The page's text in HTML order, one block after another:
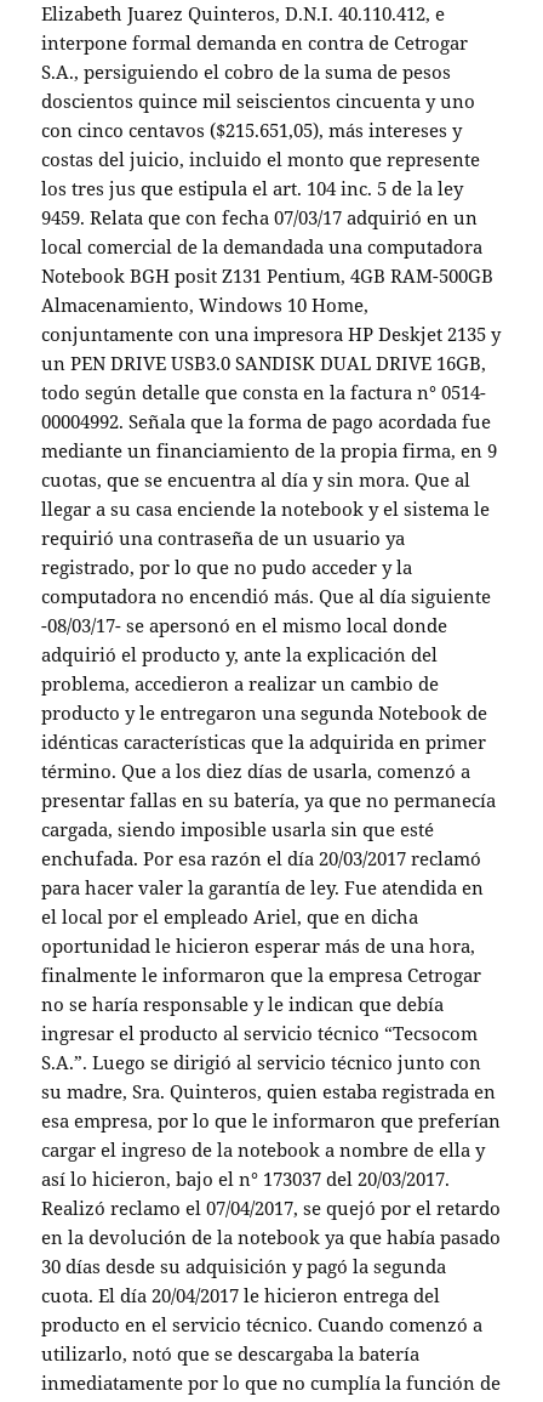
Elizabeth Juarez Quinteros, D.N.I. 40.110.412, e
interpone formal demanda en contra de Cetrogar
S.A., persiguiendo el cobro de la suma de pesos
doscientos quince mil seiscientos cincuenta y uno
con cinco centavos ($215.651,05), más intereses y
costas del juicio, incluido el monto que represente
los tres jus que estipula el art. 104 inc. 5 de la ley
9459. Relata que con fecha 07/03/17 adquirió en un
local comercial de la demandada una computadora
Notebook BGH posit Z131 Pentium, 4GB RAM-500GB
Almacenamiento, Windows 10 Home,
conjuntamente con una impresora HP Deskjet 2135 y
un PEN DRIVE USB3.0 SANDISK DUAL DRIVE 16GB,
todo según detalle que consta en la factura n° 0514-
00004992. Señala que la forma de pago acordada fue
mediante un financiamiento de la propia firma, en 9
cuotas, que se encuentra al día y sin mora. Que al
llegar a su casa enciende la notebook y el sistema le
requirió una contraseña de un usuario ya
registrado, por lo que no pudo acceder y la
computadora no encendió más. Que al día siguiente
-08/03/17- se apersonó en el mismo local donde
adquirió el producto y, ante la explicación del
problema, accedieron a realizar un cambio de
producto y le entregaron una segunda Notebook de
idénticas características que la adquirida en primer
término. Que a los diez días de usarla, comenzó a
presentar fallas en su batería, ya que no permanecía
cargada, siendo imposible usarla sin que esté
enchufada. Por esa razón el día 20/03/2017 reclamó
para hacer valer la garantía de ley. Fue atendida en
el local por el empleado Ariel, que en dicha
oportunidad le hicieron esperar más de una hora,
finalmente le informaron que la empresa Cetrogar
no se haría responsable y le indican que debía
ingresar el producto al servicio técnico “Tecsocom
S.A.”. Luego se dirigió al servicio técnico junto con
su madre, Sra. Quinteros, quien estaba registrada en
esa empresa, por lo que le informaron que preferían
cargar el ingreso de la notebook a nombre de ella y
así lo hicieron, bajo el n° 173037 del 20/03/2017.
Realizó reclamo el 07/04/2017, se quejó por el retardo
en la devolución de la notebook ya que había pasado
30 días desde su adquisición y pagó la segunda
cuota. El día 20/04/2017 le hicieron entrega del
producto en el servicio técnico. Cuando comenzó a
utilizarlo, notó que se descargaba la batería
inmediatamente por lo que no cumplía la función de